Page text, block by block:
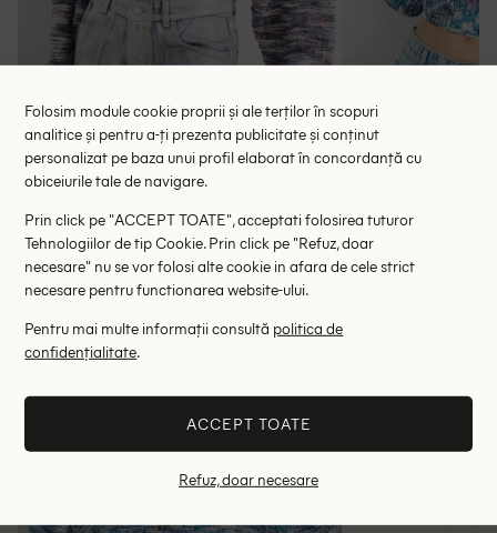
Pulover C&A, mix culori
RRP: 109.00 lei
M
Altii au fost interesati de
Folosim module cookie proprii și ale terților în scopuri
analitice și pentru a-ți prezenta publicitate și conținut
personalizat pe baza unui profil elaborat în concordanță cu
obiceiurile tale de navigare.
Prin click pe "ACCEPT TOATE", acceptati folosirea tuturor
Tehnologiilor de tip Cookie. Prin click pe "Refuz, doar
necesare" nu se vor folosi alte cookie in afara de cele strict
necesare pentru functionarea website-ului.
Pentru mai multe informații consultă politica de
confidențialitate.
ACCEPT TOATE
Refuz, doar necesare